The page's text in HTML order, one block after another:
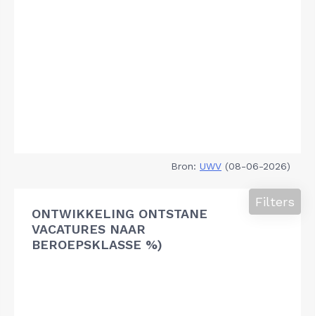
Bron: UWV (08-06-2026)
ONTWIKKELING ONTSTANE
VACATURES NAAR
BEROEPSKLASSE %)
Filters